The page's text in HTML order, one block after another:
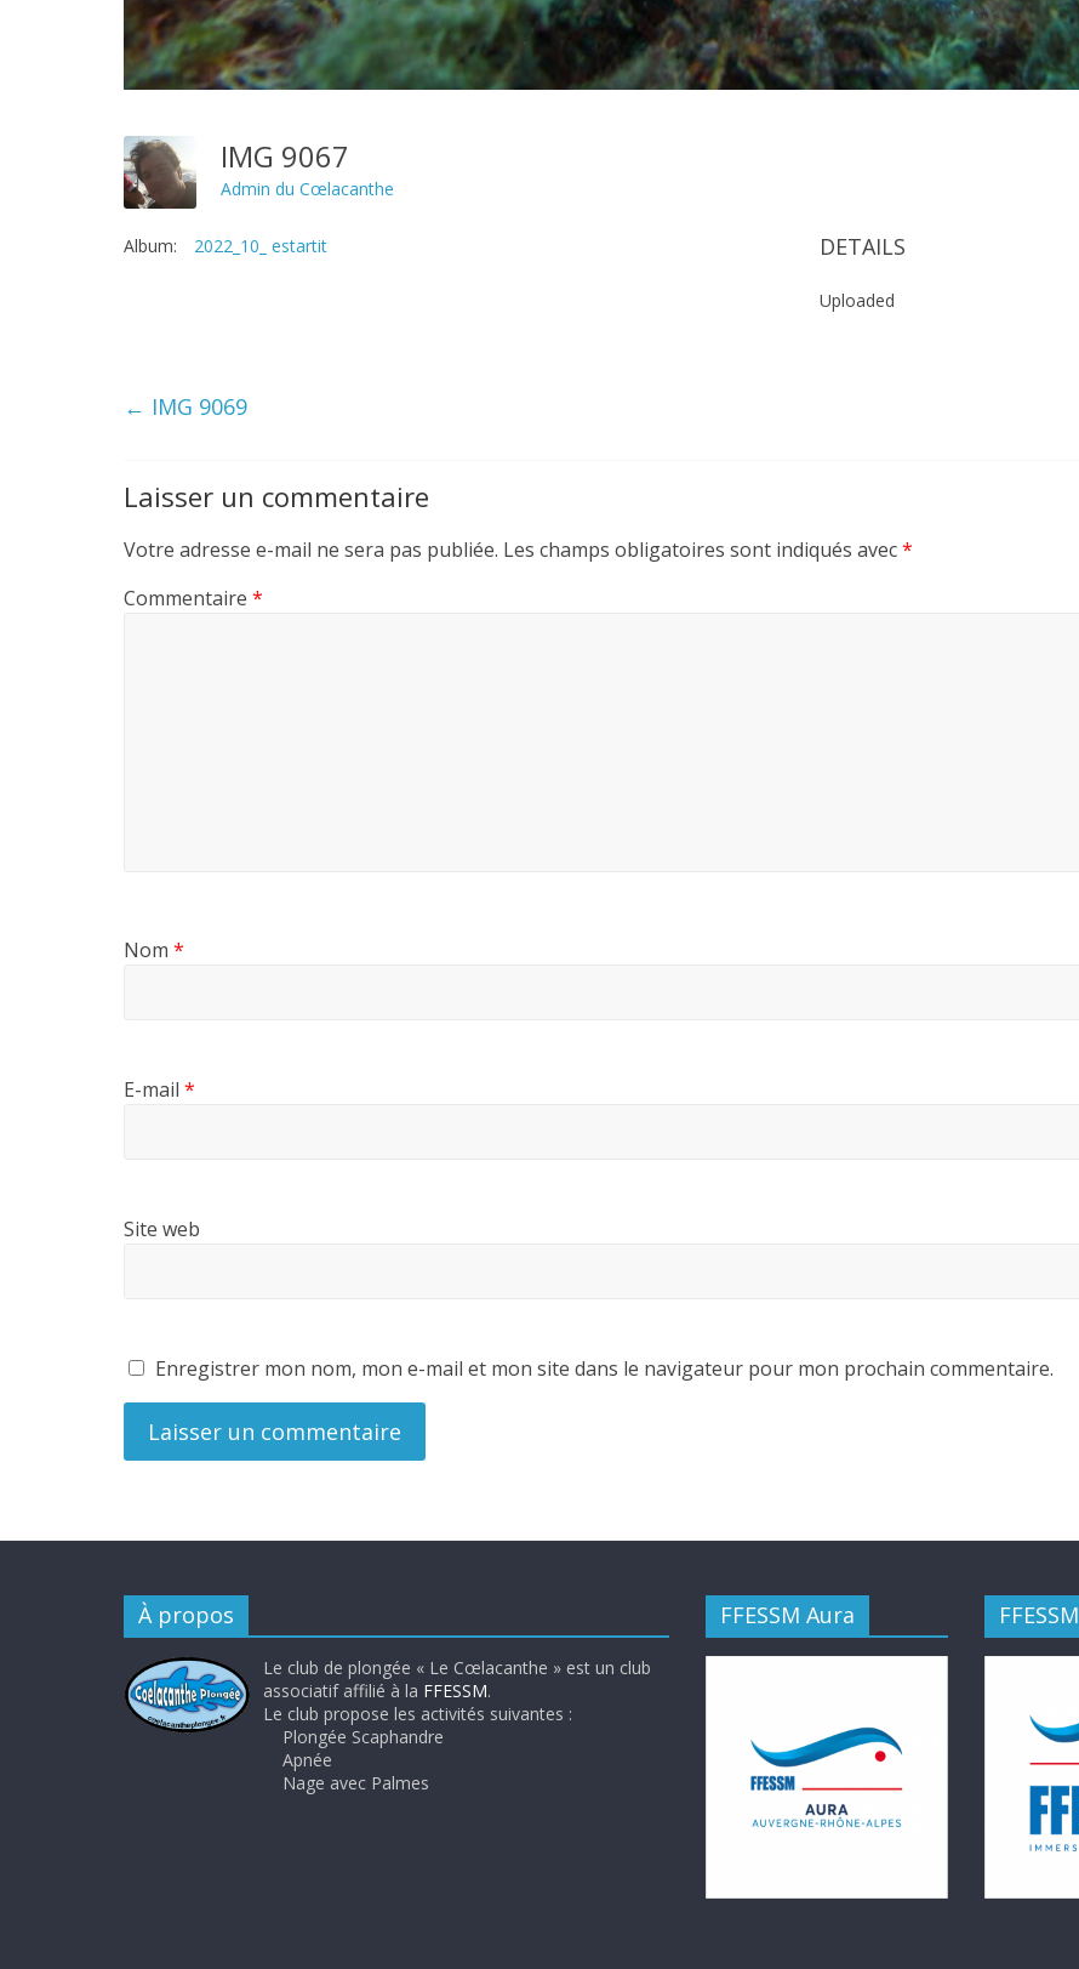
IMG 9067
Admin du Cœlacanthe
Album: 2022_10_ estartit DETAILS
Uploaded
← IMG 9069
Laisser un commentaire
Votre adresse e-mail ne sera pas publiée. Les champs obligatoires sont indiqués avec*
Commentaire *
Nom *
E-mail *
Site web
Enregistrer mon nom, mon e-mail et mon site dans le navigateur pour mon prochain commentaire.
À propos
Le club de plongée « Le Cœlacanthe » est un club
associatif affilié à la FFESSM.
Le club propose les activités suivantes :
Plongée Scaphandre
Apnée
Nage avec Palmes
FFESSM Aura FFESSM